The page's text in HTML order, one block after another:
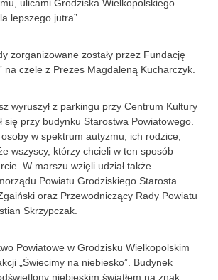
ulicami Grodziska Wielkopolskiego
lepszego jutra”.
zorganizowane zostały przez Fundację
na czele z Prezes Magdaleną Kucharczyk.
wyruszył z parkingu przy Centrum Kultury
się przy budynku Starostwa Powiatowego.
w spektrum autyzmu, ich rodzice,
wszyscy, którzy chcieli w ten sposób
W marszu wzięli udział także
Powiatu Grodziskiego Starosta
oraz Przewodniczący Rady Powiatu
Skrzypczak.
Powiatowe w Grodzisku Wielkopolskim
„Świecimy na niebiesko”. Budynek
niebieskim światłem na znak